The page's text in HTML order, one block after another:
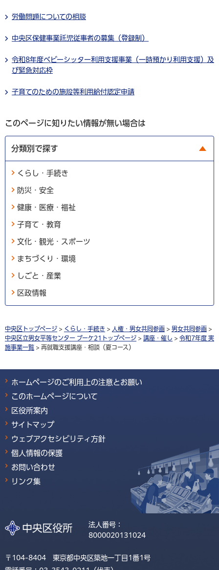
労働問題についての相談
中央区保健事業託児従事者の募集（登録制）
令和8年度ベビーシッター利用支援事業（一時預かり利用支援）及
び緊急対応枠
子育てのための施設等利用給付認定申請
このページに知りたい情報が無い場合は
分類別で探す
くらし・手続き
防災・安全
健康・医療・福祉
子育て・教育
文化・観光・スポーツ
まちづくり・環境
しごと・産業
区政情報
中央区トップページ > くらし・手続き > 人権・男女共同参画 > 男女共同参画 >
中央区立男女平等センター ブーケ21トップページ > 講座・催し > 令和7年度 実
施事業一覧 > 再就職支援講座・相談（夏コース）
ホームページのご利用上の注意とお願い
このホームページについて
区役所案内
サイトマップ
ウェブアクセシビリティ方針
個人情報の保護
お問い合わせ
リンク集
法人番号：
8000020131024
〒104-8404 東京都中央区築地一丁目1番1号